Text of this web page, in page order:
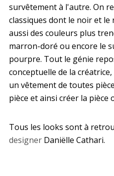
survêtement à l'autre. On
classiques dont le noir et le
aussi des couleurs plus
marron-doré ou encore le
pourpre. Tout le génie
conceptuelle de la
un vêtement de toutes
pièce et ainsi créer la pièce
Tous les looks sont à
designer Daniëlle Cathari.